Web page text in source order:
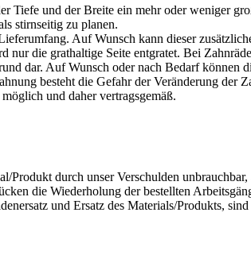
Tiefe und der Breite ein mehr oder weniger
stirnseitig zu planen.
Auf Wunsch kann dieser
die grathaltige Seite entgratet. Bei
dar. Auf Wunsch oder nach Bedarf können
besteht die Gefahr der Veränderung der
und daher vertragsgemäß.
Produkt durch unser Verschulden
die Wiederholung der bestellten
und Ersatz des Materials/Produkts, sind